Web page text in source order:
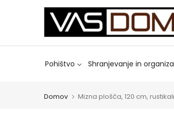
Pohištvo Shranjevanje in
Domov Mizna plošča, 120 cm,